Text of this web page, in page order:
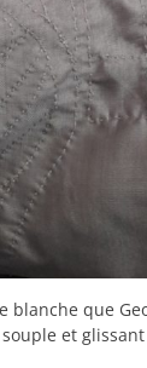
blanche que
et